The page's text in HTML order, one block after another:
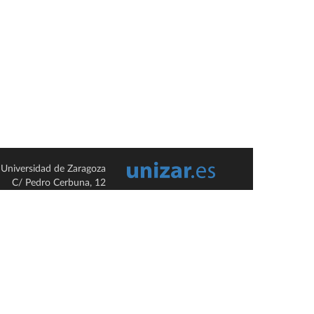
Universidad de Zaragoza
C/ Pedro Cerbuna, 12